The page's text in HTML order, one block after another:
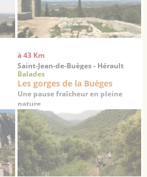
à 43 Km
Saint-Jean-de-Buèges - Hérault
Balades
Les gorges de la Buèges
Une pause fraîcheur en pleine
nature